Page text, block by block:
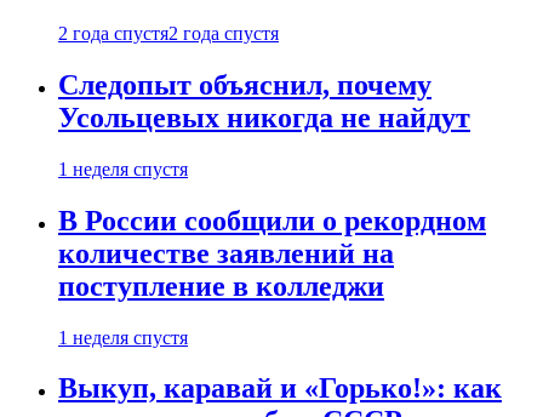
2 года спустя2 года спустя
Следопыт объяснил, почему
Усольцевых никогда не найдут
1 неделя спустя
В России сообщили о рекордном
количестве заявлений на
поступление в колледжи
1 неделя спустя
Выкуп, каравай и «Горько!»: как